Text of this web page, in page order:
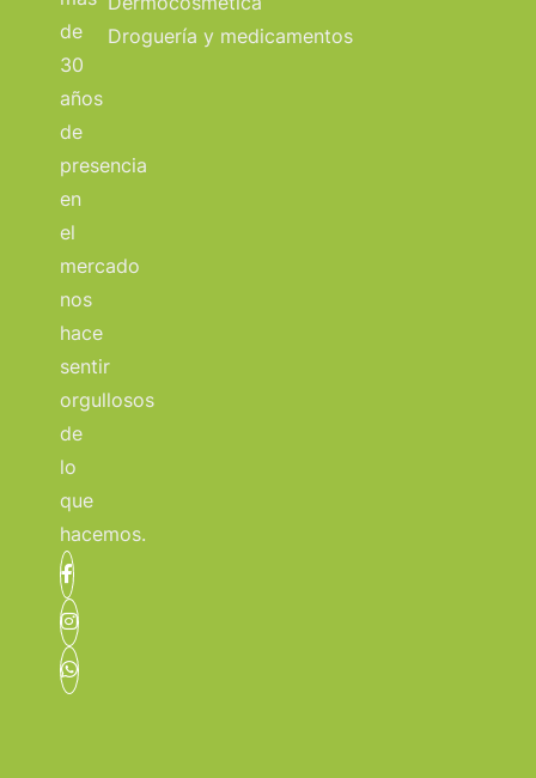
de
30
años
de
presencia
en
el
mercado
nos
hace
sentir
orgullosos
de
lo
que
hacemos.
Droguería y medicamentos